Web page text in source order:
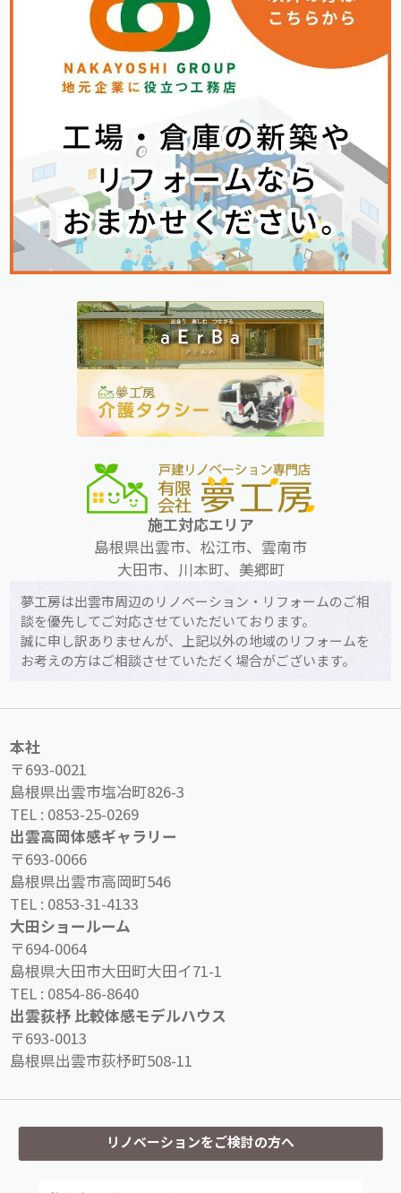
施工対応エリア
島根県出雲市、松江市、雲南市
大田市、川本町、美郷町
夢工房は出雲市周辺のリノベーション・リフォームのご相
談を優先してご対応させていただいております。
誠に申し訳ありませんが、上記以外の地域のリフォームを
お考えの方はご相談させていただく場合がございます。
本社
〒693-0021
島根県出雲市塩冶町826-3
TEL : 0853-25-0269
出雲高岡体感ギャラリー
〒693-0066
島根県出雲市高岡町546
TEL : 0853-31-4133
大田ショールーム
〒694-0064
島根県大田市大田町大田イ71-1
TEL : 0854-86-8640
出雲荻杼 比較体感モデルハウス
〒693-0013
島根県出雲市荻杼町508-11
リノベーションをご検討の方へ